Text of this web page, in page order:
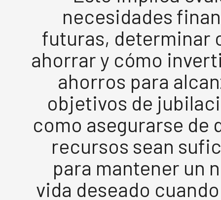
necesidades
futuras, determinar
ahorrar y cómo
ahorros para
objetivos de
como asegurarse de
recursos sean
para mantener un
vida deseado